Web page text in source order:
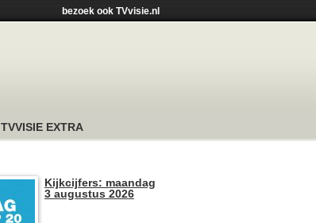
bezoek ook TVvisie.nl
TVVISIE EXTRA
Kijkcijfers: maandag
3 augustus 2026